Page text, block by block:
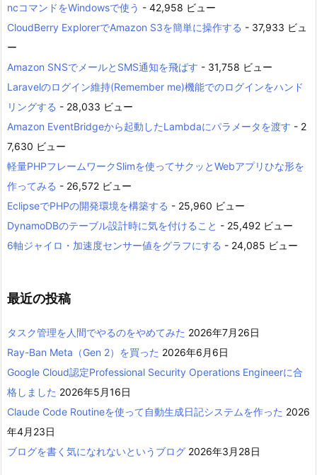
ncコマンドをWindowsで使う - 42,958 ビュー
CloudBerry ExplorerでAmazon S3を簡単に操作する - 37,933 ビュ
ー
Amazon SNSでメールとSMS通知を飛ばす - 31,758 ビュー
Laravelのログイン維持(Remember me)機能でのログインをハンド
リングする - 28,033 ビュー
Amazon EventBridgeから起動したLambdaにパラメータを渡す - 2
7,630 ビュー
軽量PHPフレームワークSlimを使ってサクッとWebアプリひな形を
作ってみる - 26,572 ビュー
EclipseでPHPの開発環境を構築する - 25,960 ビュー
DynamoDBのテーブル設計時に気を付けること - 25,492 ビュー
6軸ジャイロ・加速度センサー値をグラフにする - 24,085 ビュー
最近の投稿
タスク管理を人間でやるのをやめてみた 2026年7月26日
Ray-Ban Meta（Gen 2）を買った 2026年6月6日
Google Cloud認定Professional Security Operations Engineerに合
格しました 2026年5月16日
Claude Code Routineを使って自動生成日記システムを作った 2026
年4月23日
ブログを書く気になれないというブログ 2026年3月28日